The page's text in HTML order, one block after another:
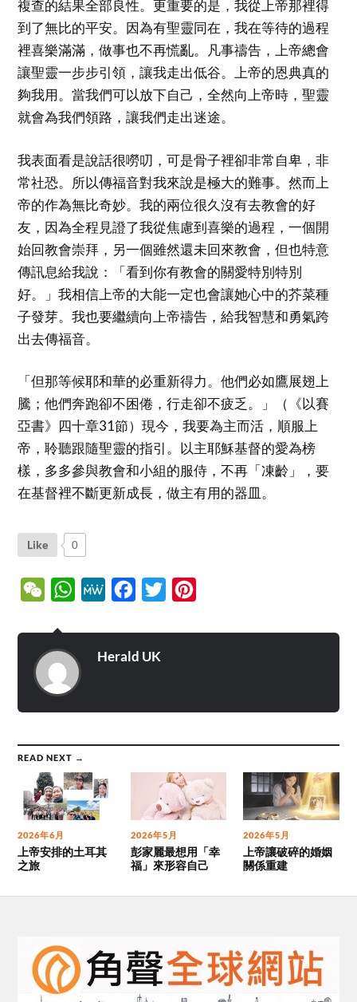
複查的結果全部良性。更重要的是，我從上帝那裡得
到了無比的平安。因為有聖靈同在，我在等待的過程
裡喜樂滿滿，做事也不再慌亂。凡事禱告，上帝總會
讓聖靈一步步引領，讓我走出低谷。上帝的恩典真的
夠我用。當我們可以放下自己，全然向上帝時，聖靈
就會為我們領路，讓我們走出迷途。
我表面看是說話很嘮叨，可是骨子裡卻非常自卑，非
常社恐。所以傳福音對我來說是極大的難事。然而上
帝的作為無比奇妙。我的兩位很久沒有去教會的好
友，因為全程見證了我從焦慮到喜樂的過程，一個開
始回教會崇拜，另一個雖然還未回來教會，但也特意
傳訊息給我說：「看到你有教會的關愛特別特別
好。」我相信上帝的大能一定也會讓她心中的芥菜種
子發芽。我也要繼續向上帝禱告，給我智慧和勇氣跨
出去傳福音。
「但那等候耶和華的必重新得力。他們必如鷹展翅上
騰；他們奔跑卻不困倦，行走卻不疲乏。」（《以賽
亞書》四十章31節）現今，我要為主而活，順服上
帝，聆聽跟隨聖靈的指引。以主耶穌基督的愛為榜
樣，多多參與教會和小組的服侍，不再「凍齡」，要
在基督裡不斷更新成長，做主有用的器皿。
Like 0
WeChatWhatsApp
MeWe Facebook
Twitter
Herald UK
READ NEXT →
2026年6月
上帝安排的土耳其
之旅
2026年5月
彭家麗最想用「幸
福」來形容自己
2026年5月
上帝讓破碎的婚姻
關係重建